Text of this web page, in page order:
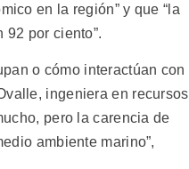
en la región” y que “la
por ciento”.
o cómo interactúan con
ingeniera en recursos
pero la carencia de
ambiente marino”,